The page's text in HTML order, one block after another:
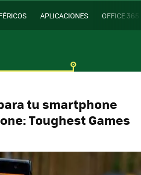
APLICACIONES OFFICE 365
tu smartphone
Toughest Games